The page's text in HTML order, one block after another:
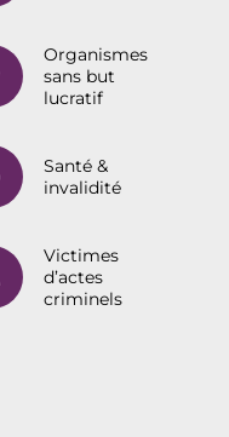
Organismes
sans but
lucratif
Santé &
invalidité
Victimes
d’actes
criminels